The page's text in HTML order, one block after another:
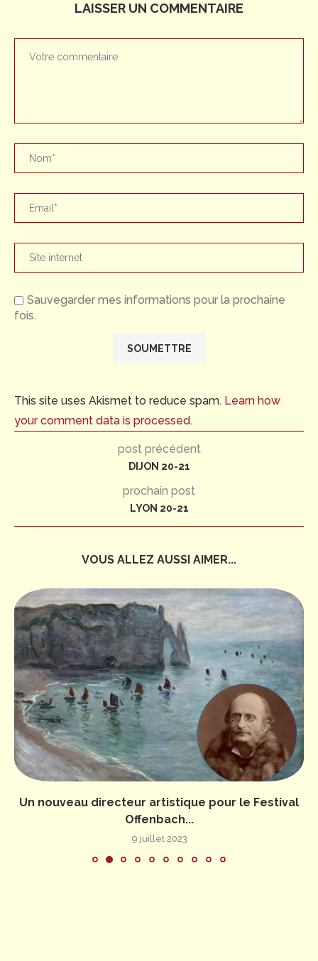
LAISSER UN COMMENTAIRE
Sauvegarder mes informations pour la prochaine
fois.
This site uses Akismet to reduce spam. Learn how
your comment data is processed.
post précédent
DIJON 20-21
prochain post
LYON 20-21
VOUS ALLEZ AUSSI AIMER...
Un nouveau directeur artistique pour le Festival
Offenbach...
9 juillet 2023